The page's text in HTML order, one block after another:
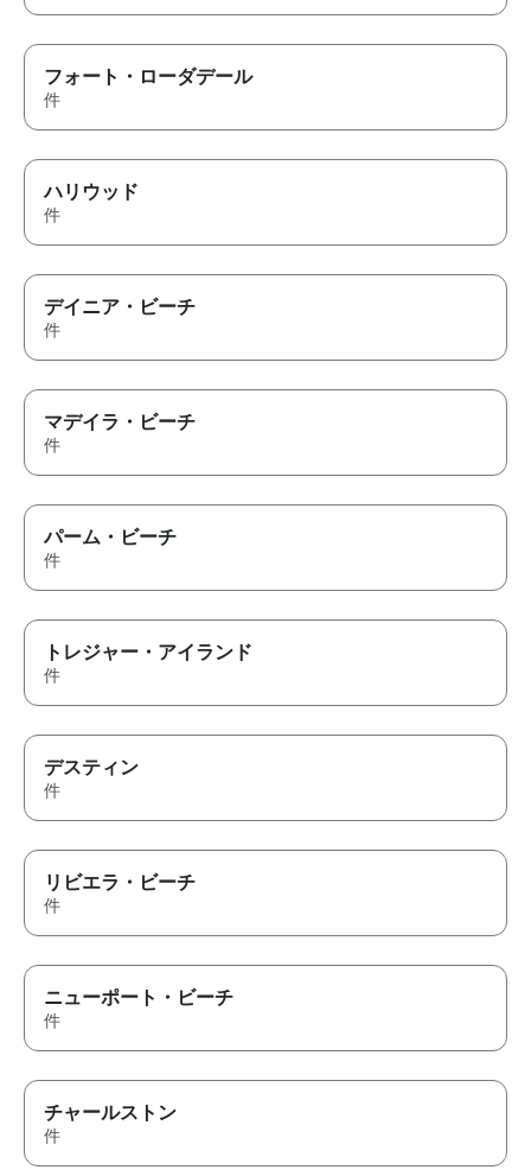
フォート・ローダデール
件
ハリウッド
件
デイニア・ビーチ
件
マデイラ・ビーチ
件
パーム・ビーチ
件
トレジャー・アイランド
件
デスティン
件
リビエラ・ビーチ
件
ニューポート・ビーチ
件
チャールストン
件